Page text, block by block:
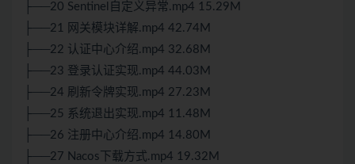
├──20 Sentinel自定义异常.mp4 15.29M
├──21 网关模块详解.mp4 42.74M
├──22 认证中心介绍.mp4 32.68M
├──23 登录认证实现.mp4 44.03M
├──24 刷新令牌实现.mp4 27.23M
├──25 系统退出实现.mp4 11.48M
├──26 注册中心介绍.mp4 14.80M
├──27 Nacos下载方式.mp4 19.32M